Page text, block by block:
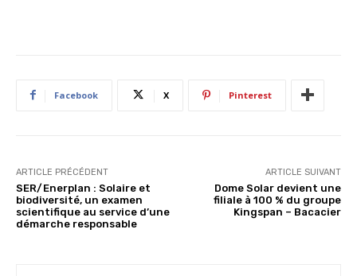
Facebook X Pinterest
ARTICLE PRÉCÉDENT
SER/Enerplan : Solaire et
biodiversité, un examen
scientifique au service d’une
démarche responsable
ARTICLE SUIVANT
Dome Solar devient une
filiale à 100 % du groupe
Kingspan – Bacacier